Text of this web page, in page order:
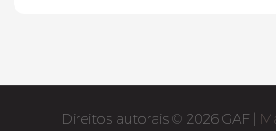
Direitos autorais © 2026 GAF |